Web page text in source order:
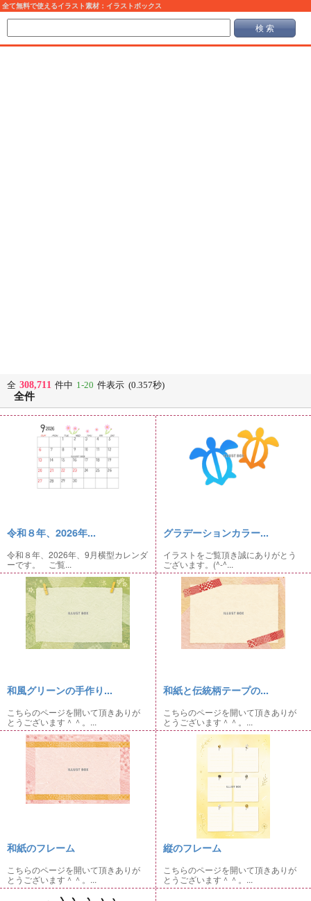
全て無料で使えるイラスト素材：イラストボックス
検 索
全 308,711 件中 1-20 件表示 (0.357秒)
全件
令和８年、2026年...
令和８年、2026年、9月横型カレンダ
ーです。 ご覧...
グラデーションカラー...
イラストをご覧頂き誠にありがとう
ございます。(^-^...
和風グリーンの手作り...
こちらのページを開いて頂きありが
とうございます＾＾。...
和紙と伝統柄テープの...
こちらのページを開いて頂きありが
とうございます＾＾。...
和紙のフレーム
こちらのページを開いて頂きありが
とうございます＾＾。...
縦のフレーム
こちらのページを開いて頂きありが
とうございます＾＾。...